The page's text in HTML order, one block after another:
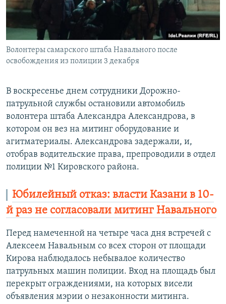
Волонтеры самарского штаба Навального после
освобождения из полиции 3 декабря
В воскресенье днем сотрудники Дорожно-
патрульной службы остановили автомобиль
волонтера штаба Александра Александрова, в
котором он вез на митинг оборудование и
агитматериалы. Александрова задержали, и,
отобрав водительские права, препроводили в отдел
полиции №1 Кировского района.
Юбилейный отказ: власти Казани в 10-
й раз не согласовали митинг Навального
Перед намеченной на четыре часа дня встречей с
Алексеем Навальным со всех сторон от площади
Кирова наблюдалось небывалое количество
патрульных машин полиции. Вход на площадь был
перекрыт ограждениями, на которых висели
объявления мэрии о незаконности митинга.